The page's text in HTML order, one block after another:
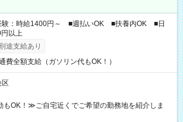
験：時給1400円～ ■週払いOK ■扶養内OK ■日
以上
途支給あり
費全額支給（ガソリン代もOK！）
区
OK！≫ご自宅近くでご希望の勤務地を紹介しま